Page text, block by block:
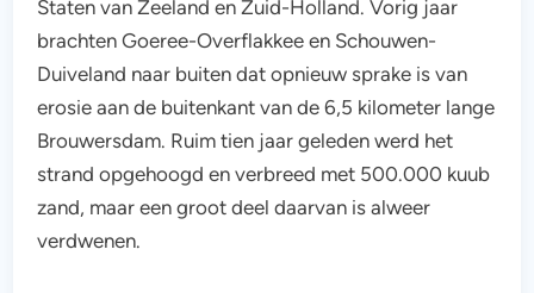
Staten van Zeeland en Zuid-Holland. Vorig jaar
brachten Goeree-Overflakkee en Schouwen-
Duiveland naar buiten dat opnieuw sprake is van
erosie aan de buitenkant van de 6,5 kilometer lange
Brouwersdam. Ruim tien jaar geleden werd het
strand opgehoogd en verbreed met 500.000 kuub
zand, maar een groot deel daarvan is alweer
verdwenen.